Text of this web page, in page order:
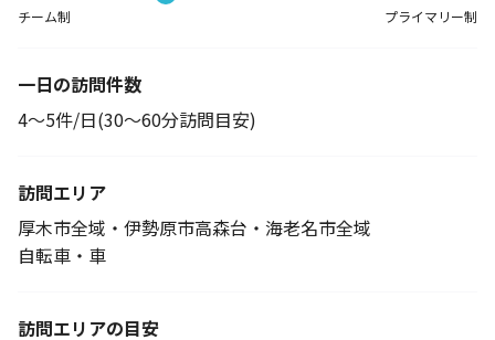
チーム制 プライマリー制
一日の訪問件数
4～5件/日(30～60分訪問目安)
訪問エリア
厚木市全域・伊勢原市高森台・海老名市全域
自転車・車
訪問エリアの目安